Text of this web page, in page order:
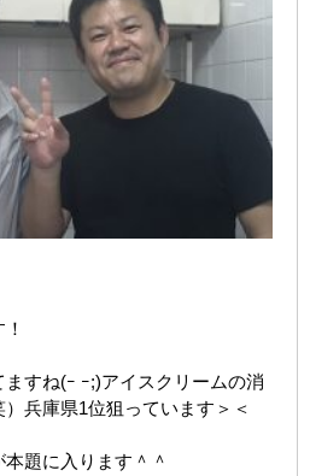
すね(ｰ ｰ;)アイスクリームの消
兵庫県1位狙っています＞＜
題に入ります＾＾